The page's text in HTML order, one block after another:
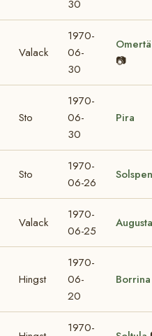
30
Valack
1970-
06-
30
📷
Sto
1970-
06-
30
Pira
Sto
1970-
06-26
Valack
1970-
06-25
Augusta
Hingst
1970-
06-
20
Borrina
1970-